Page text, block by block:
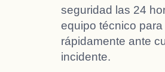
seguridad las 24
equipo técnico
rápidamente ante
incidente.